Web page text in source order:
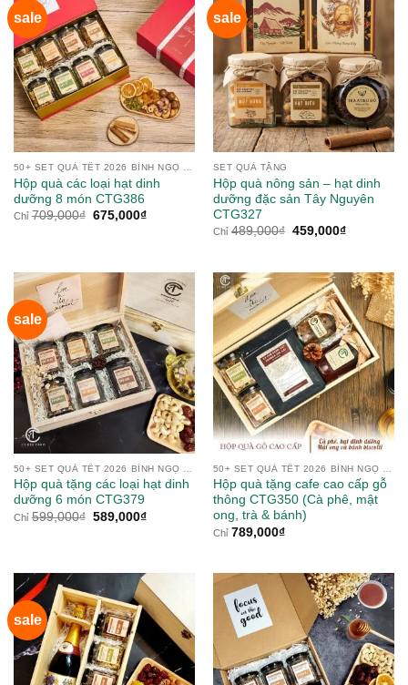
sale
Hộp quà các loại hạt dinh
dưỡng 8 món CTG386
Chỉ 709,000₫ Giá
675,000₫Giá
sale
SET QUÀ TẶNG
Hộp quà nông sản – hạt dinh
dưỡng đặc sản Tây Nguyên
CTG327
Chỉ 489,000₫ Giá
459,000₫Giá
459,000₫.
sale
Hộp quà tặng các loại hạt dinh
dưỡng 6 món CTG379
Chỉ 599,000₫ Giá
589,000₫Giá
Hộp quà tặng cafe cao cấp gỗ
thông CTG350 (Cà phê, mật
ong, trà & bánh)
Chỉ 789,000₫
sale